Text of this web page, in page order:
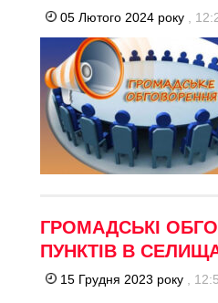
05 Лютого 2024 року ,
ГРОМАДСЬКІ
ПУНКТІВ В
15 Грудня 2023 року ,